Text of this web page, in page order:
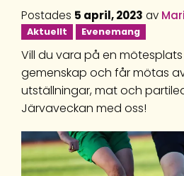
Postades 5 april, 2023 av
Aktuellt Evenemang
Vill du vara på en
gemenskap och får mötas av
utställningar, mat och
Järvaveckan med oss!